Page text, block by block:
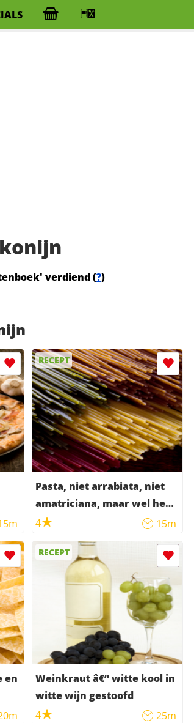
verdiend (?)
RECEPT
Pasta, niet arrabiata, niet
amatriciana, maar wel heel
lekker
4 15m
en
RECEPT
Weinkraut â€“ witte kool in
witte wijn gestoofd
4
25m